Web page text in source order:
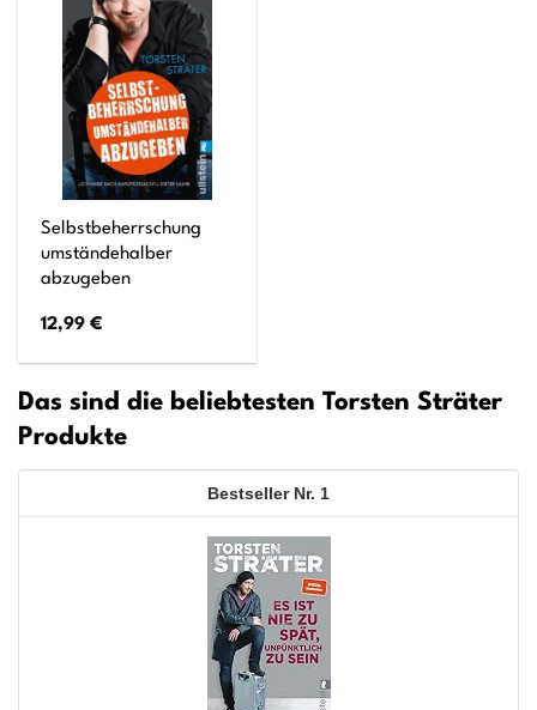
Selbstbeherrschung
umständehalber
abzugeben
12,99€
Das sind die beliebtesten Torsten Sträter
Produkte
1